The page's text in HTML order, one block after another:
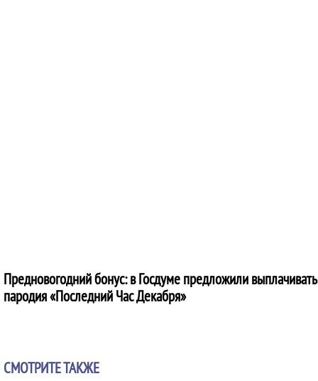
Предновогодний бонус: в Госдуме предложили
пародия «Последний Час Декабря»
СМОТРИТЕ ТАКЖЕ